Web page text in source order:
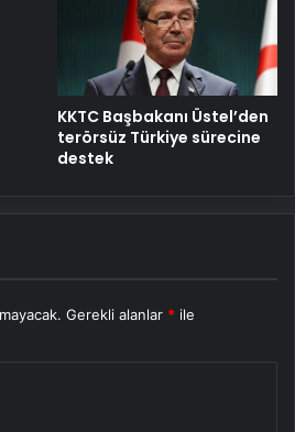
KKTC Başbakanı Üstel’den
terörsüz Türkiye sürecine
destek
Gerekli alanlar * ile